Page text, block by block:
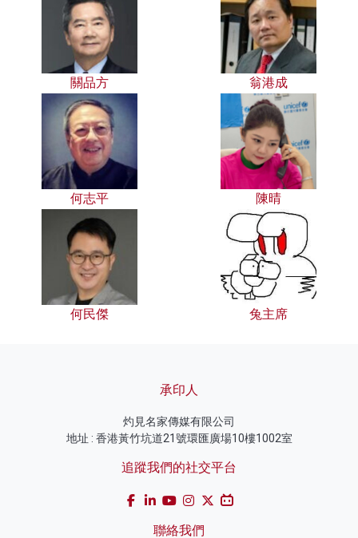
關品方 翁港成
何志平 陳晴
何民傑 兔主席
承印人
灼見名家傳媒有限公司
地址 : 香港黃竹坑道21號環匯廣場10樓1002室
追蹤我們的社交平台
聯絡我們